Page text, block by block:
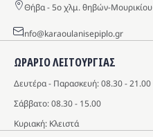
ΩΡΑΡΙΟ ΛΕΙΤΟΥΡΓΙΑΣ
Δευτέρα - Παρασκευή: 08.30 - 21.00
Σάββατο: 08.30 - 15.00
Κυριακή: Κλειστά
Θήβα - 5o χλμ. θηβών-Μουρικίου
info@karaoulanisepiplo.gr